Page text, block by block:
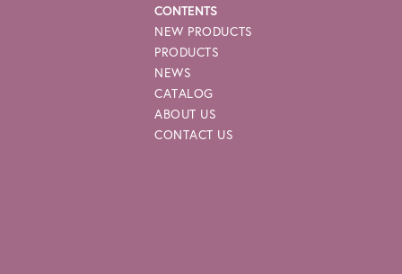
CONTENTS
NEW PRODUCTS
PRODUCTS
NEWS
CATALOG
ABOUT US
CONTACT US